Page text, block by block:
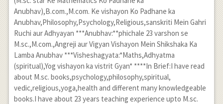
Anubhav),B.com.,M.com. Ke vishayon Ko Padhane ka
Anubhav,Philosophy,Psychology,Religious,sanskriti Mein Gahri
Ruchi aur Adhyayan ***Anubhav:**phichale 23 varshon se
M.sc.,M.com.,Angreji aur Vigyan Vishayon Mein Shikshaka Ka
Lamba Anubhav ***Visheshagyata:*Maths,Adhyatma
(spiritual),Yog vishayon ka vistrit Gyan* ****In Brief:I have read
about M.sc. books,psychology,philosophy,spiritual,
vedic,religious,yoga,health and different many knowledgeable
books.I have about 23 years teaching experience upto M.sc.